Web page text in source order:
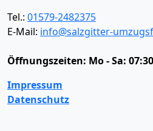
Tel.: 01579-2482375
E-Mail: info@salzgitter-
Öffnungszeiten: Mo - Sa:
Impressum
Datenschutz